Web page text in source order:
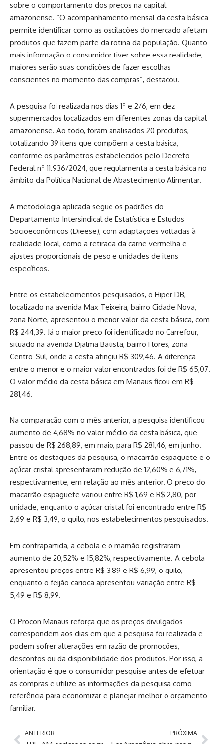
sobre o comportamento dos preços na capital
amazonense. “O acompanhamento mensal da cesta básica
permite identificar como as oscilações do mercado afetam
produtos que fazem parte da rotina da população. Quanto
mais informação o consumidor tiver sobre essa realidade,
maiores serão suas condições de fazer escolhas
conscientes no momento das compras”, destacou.
A pesquisa foi realizada nos dias 1º e 2/6, em dez
supermercados localizados em diferentes zonas da capital
amazonense. Ao todo, foram analisados 20 produtos,
totalizando 39 itens que compõem a cesta básica,
conforme os parâmetros estabelecidos pelo Decreto
Federal nº 11.936/2024, que regulamenta a cesta básica no
âmbito da Política Nacional de Abastecimento Alimentar.
A metodologia aplicada segue os padrões do
Departamento Intersindical de Estatística e Estudos
Socioeconômicos (Dieese), com adaptações voltadas à
realidade local, como a retirada da carne vermelha e
ajustes proporcionais de peso e unidades de itens
específicos.
Entre os estabelecimentos pesquisados, o Hiper DB,
localizado na avenida Max Teixeira, bairro Cidade Nova,
zona Norte, apresentou o menor valor da cesta básica, com
R$ 244,39. Já o maior preço foi identificado no Carrefour,
situado na avenida Djalma Batista, bairro Flores, zona
Centro-Sul, onde a cesta atingiu R$ 309,46. A diferença
entre o menor e o maior valor encontrados foi de R$ 65,07.
O valor médio da cesta básica em Manaus ficou em R$
281,46.
Na comparação com o mês anterior, a pesquisa identificou
aumento de 4,68% no valor médio da cesta básica, que
passou de R$ 268,89, em maio, para R$ 281,46, em junho.
Entre os destaques da pesquisa, o macarrão espaguete e o
açúcar cristal apresentaram redução de 12,60% e 6,71%,
respectivamente, em relação ao mês anterior. O preço do
macarrão espaguete variou entre R$ 1,69 e R$ 2,80, por
unidade, enquanto o açúcar cristal foi encontrado entre R$
2,69 e R$ 3,49, o quilo, nos estabelecimentos pesquisados.
Em contrapartida, a cebola e o mamão registraram
aumento de 20,52% e 15,82%, respectivamente. A cebola
apresentou preços entre R$ 3,89 e R$ 6,99, o quilo,
enquanto o feijão carioca apresentou variação entre R$
5,49 e R$ 8,99.
O Procon Manaus reforça que os preços divulgados
correspondem aos dias em que a pesquisa foi realizada e
podem sofrer alterações em razão de promoções,
descontos ou da disponibilidade dos produtos. Por isso, a
orientação é que o consumidor pesquise antes de efetuar
as compras e utilize as informações da pesquisa como
referência para economizar e planejar melhor o orçamento
familiar.
ANTERIOR PRÓXIMA